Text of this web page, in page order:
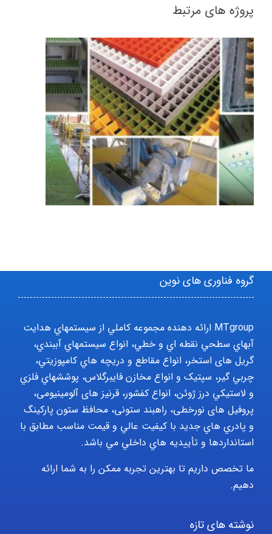
پروژه های مرتبط
گروه فناوری های نوین
MTgroup ارائه دهنده مجموعه کاملي از سيستمهاي هدايت
آبهاي سطحي نقطه اي و خطي، انواع سيستمهاي آببندي،
گریل های استخر، انواع مقاطع و دريچه هاي کامپوزيتي،
چربي گير، سپتيک و انواع مخازن فايبرگلاس، پوششهاي فلزي
و لاستيکي درز ژوئن، انواع کفشور، قرنیز های آلومینیومی،
پروفیل های نورخطی، راهبند ستونی، محافظ ستون پارکينگ
و پادري هاي جديد با کيفيت عالي و قيمت مناسب مطابق با
استانداردها و تأييديه هاي داخلي مي باشد.
ما تخصص داریم تا بهترین تجربه ممکن را به شما ارائه
دهیم.
نوشته های تازه